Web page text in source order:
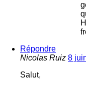
Répondre
Nicolas Ruiz 8
Salut,